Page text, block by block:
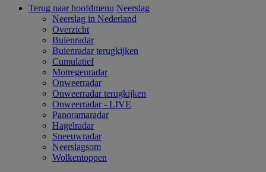
Terug naar hoofdmenu Neerslag
Neerslag in Nederland
Overzicht
Buienradar
Buienradar terugkijken
Cumulatief
Motregenradar
Onweerradar
Onweerradar terugkijken
Onweerradar - LIVE
Panoramaradar
Hagelradar
Sneeuwradar
Neerslagsom
Wolkentoppen